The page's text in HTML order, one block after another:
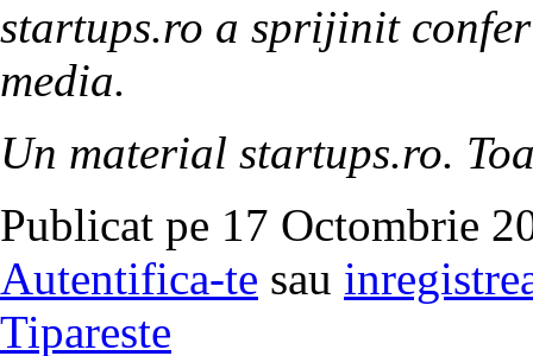
startups.ro a sprijinit
media.
Un material startups.ro.
Publicat pe 17 Octombrie
Autentifica-te sau
Tipareste